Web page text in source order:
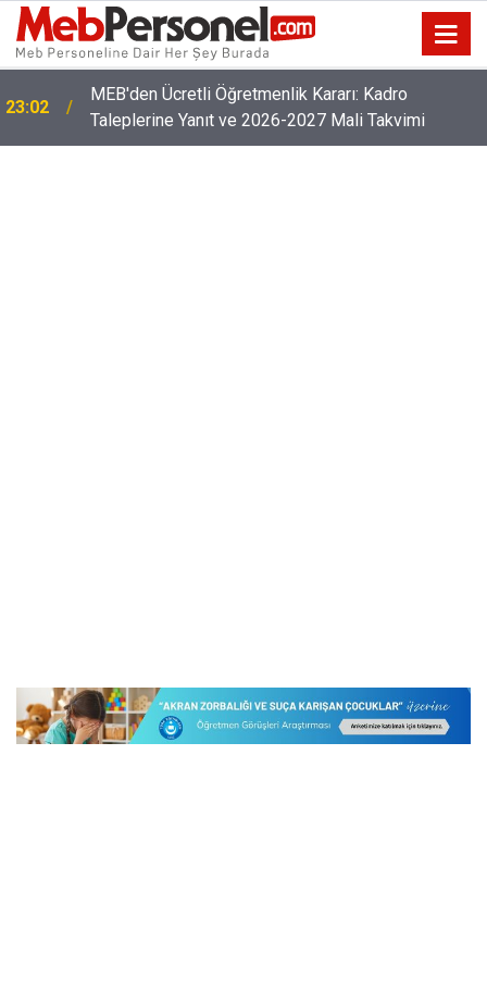
22:32
Öğretmenlerin Özür Grubu İller Arası Muhtemel İl
Emri Atama Tarihleri